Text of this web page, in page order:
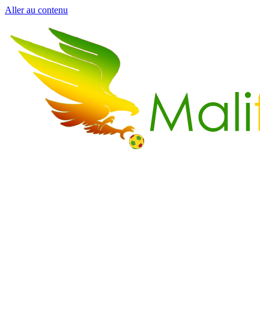
Aller au contenu